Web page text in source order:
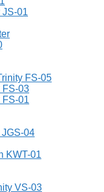
JS-01
FS-05
FS-03
FS-01
04
KWT-01
VS-03